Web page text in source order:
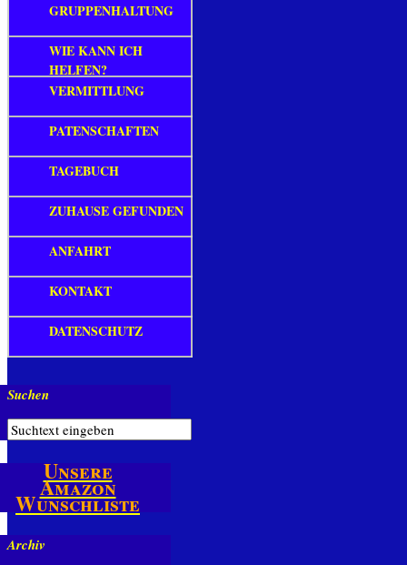
GRUPPENHALTUNG
WIE KANN ICH
HELFEN?
VERMITTLUNG
PATENSCHAFTEN
TAGEBUCH
ZUHAUSE GEFUNDEN
ANFAHRT
KONTAKT
DATENSCHUTZ
Suchen
Unsere
Amazon
Wunschliste
Archiv